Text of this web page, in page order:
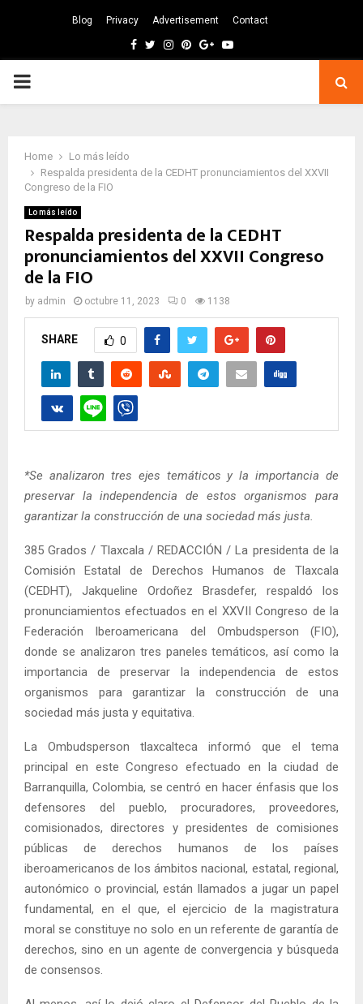
Blog Privacy Advertisement Contact
Facebook
TwitterInstagram
Pinterest
GoogleYoutube
PRIMARY
Home
Lo más leído
Respalda presidenta de la CEDHT pronunciamientos del XXVII
Congreso de la FIO
Lo más leído
Respalda presidenta de la CEDHT
pronunciamientos del XXVII Congreso
de la FIO
by admin octubre 11, 2023 0 1138
SHARE 0
*Se analizaron tres ejes temáticos y la importancia de
preservar la independencia de estos organismos para
garantizar la construcción de una sociedad más justa.
385 Grados / Tlaxcala / REDACCIÓN / La presidenta de la
Comisión Estatal de Derechos Humanos de Tlaxcala
(CEDHT), Jakqueline Ordoñez Brasdefer, respaldó los
pronunciamientos efectuados en el XXVII Congreso de la
Federación Iberoamericana del Ombudsperson (FIO),
donde se analizaron tres paneles temáticos, así como la
importancia de preservar la independencia de estos
organismos para garantizar la construcción de una
sociedad más justa y equitativa.
La Ombudsperson tlaxcalteca informó que el tema
principal en este Congreso efectuado en la ciudad de
Barranquilla, Colombia, se centró en hacer énfasis que los
defensores del pueblo, procuradores, proveedores,
comisionados, directores y presidentes de comisiones
públicas de derechos humanos de los países
iberoamericanos de los ámbitos nacional, estatal, regional,
autonómico o provincial, están llamados a jugar un papel
fundamental, en el que, el ejercicio de la magistratura
moral se constituye no solo en un referente de garantía de
derechos, sino en un agente de convergencia y búsqueda
de consensos.